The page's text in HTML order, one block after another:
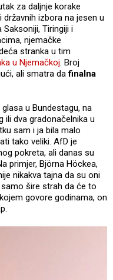
za daljnje korake
izbora na jesen u
Tiringiji i
njemačke
stranka u tim
u Njemačkoj . Broj
ali smatra dafinalna
u Bundestagu, na
ili dva gradonačelnika u
sam i ja bila malo
tako veliki. AfD je
pokreta, ali danas su
primjer, Björna Höckea,
nikakva tajna da su oni
šire strah da će to
govore godinama, on